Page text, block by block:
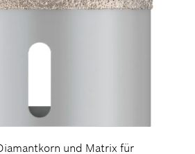
und Matrix für